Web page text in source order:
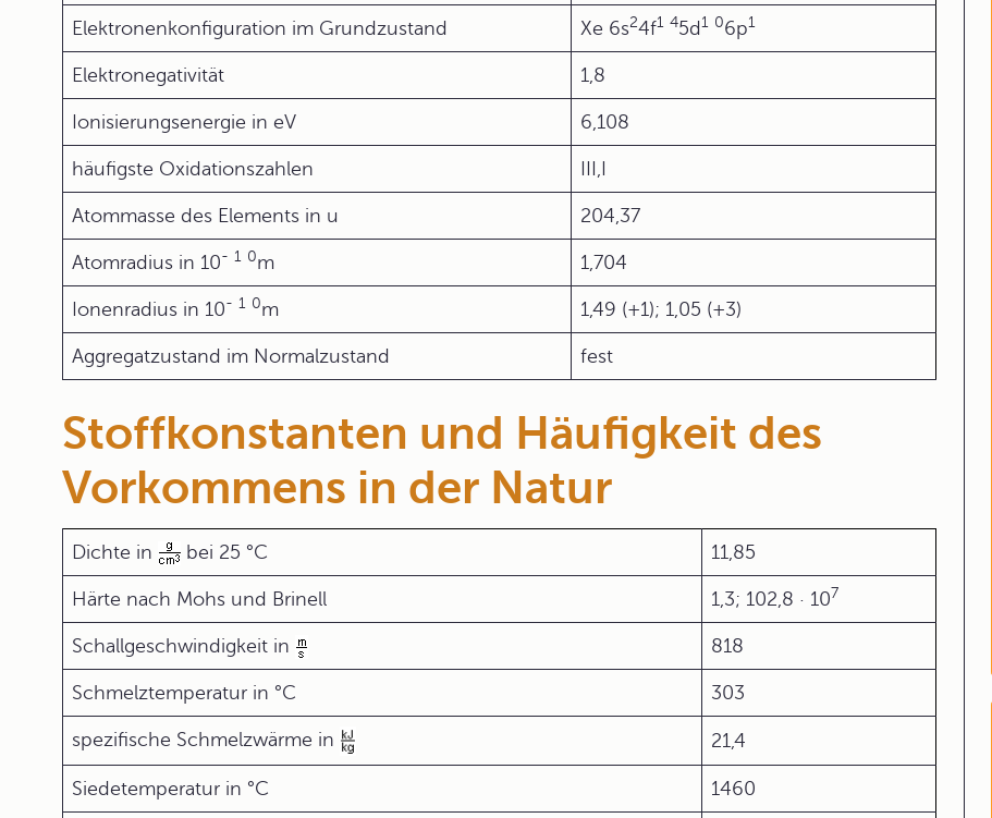
Elektronenkonfiguration im Grundzustand Xe 6s24f1 45d 1 06p1
Elektronegativität 1,8
Ionisierungsenergie in eV 6,108
häufigste Oxidationszahlen III,I
Atommasse des Elements in u 204,37
Atomradius in 10- 1 0m 1,704
Ionenradius in 10- 1 0m 1,49 (+1); 1,05 (+3)
Aggregatzustand im Normalzustand fest
Stoffkonstanten und Häufigkeit des
Vorkommens in der Natur
Dichte in bei 25 °C 11,85
Härte nach Mohs und Brinell 1,3; 102,8 · 107
Schallgeschwindigkeit in 818
Schmelztemperatur in °C 303
spezifische Schmelzwärme in 21,4
Siedetemperatur in °C 1460